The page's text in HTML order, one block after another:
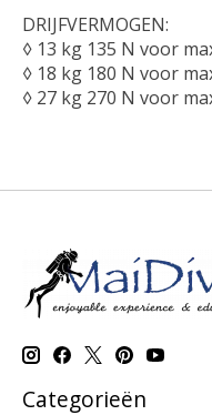
DRIJFVERMOGEN:
◊ 13 kg 135 N voor
◊ 18 kg 180 N voor
◊ 27 kg 270 N voor
Categorieën